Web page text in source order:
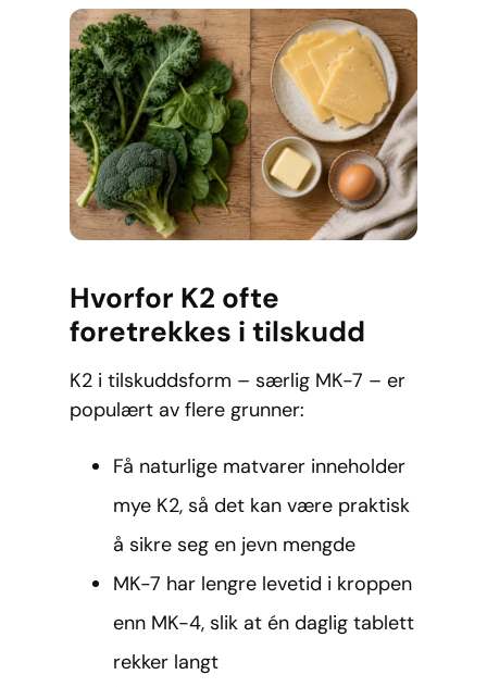
Hvorfor K2 ofte
foretrekkes i tilskudd
K2 i tilskuddsform – særlig MK-7 – er
populært av flere grunner:
Få naturlige matvarer inneholder
mye K2, så det kan være praktisk
å sikre seg en jevn mengde
MK-7 har lengre levetid i kroppen
enn MK-4, slik at én daglig tablett
rekker langt